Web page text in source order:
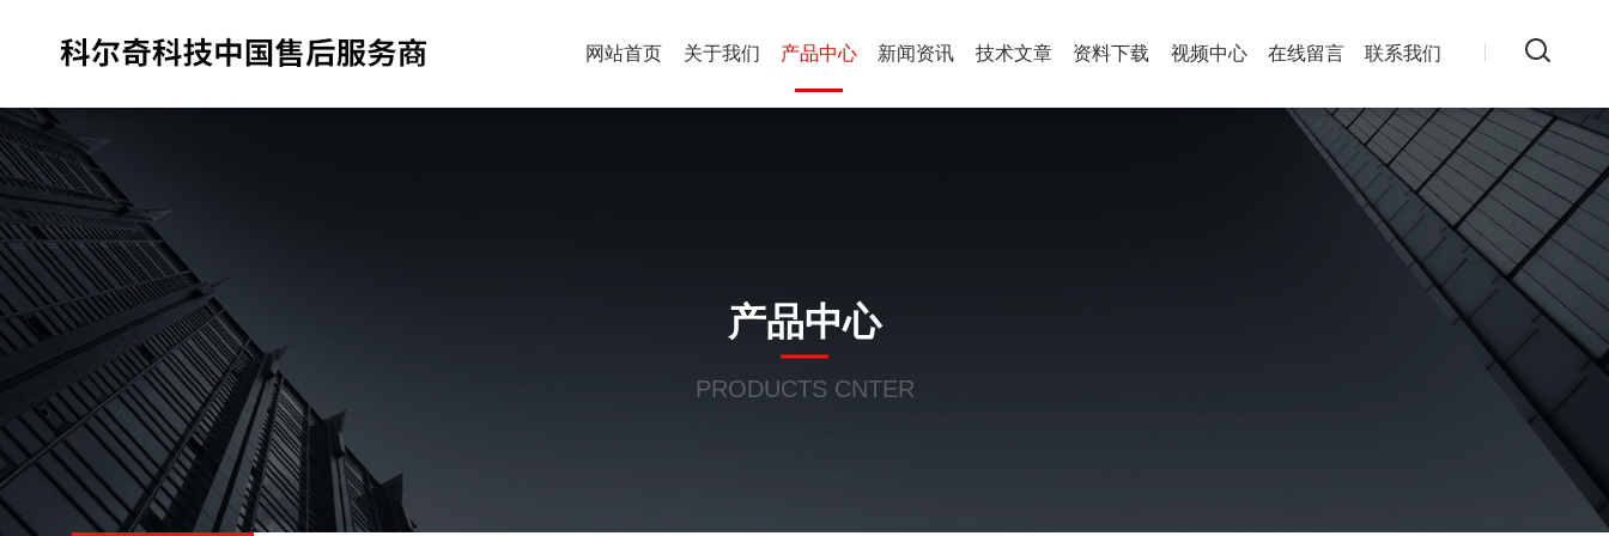
网站首页 关于我们 产品中心 新闻资讯 技术文章 资料下载 视频中心 在线留言 联系我们
产品中心
PRODUCTS CNTER